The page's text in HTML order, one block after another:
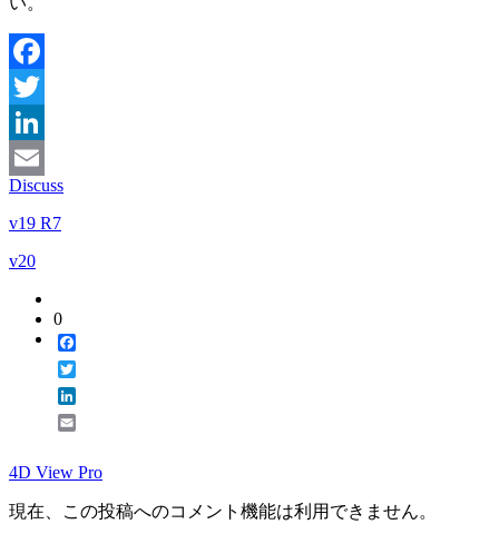
Facebook
Twitter
LinkedIn
Email
Discuss
v19 R7
v20
0
4D View Pro
現在、この投稿へのコメント機能は利用できません。